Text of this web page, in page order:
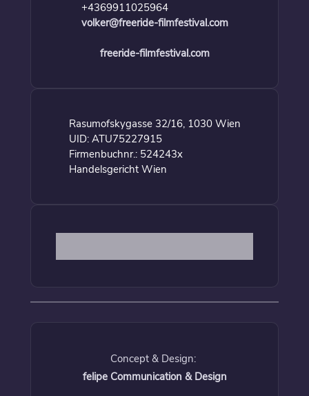
+4369911025964
volker@freeride-filmfestival.com
freeride-filmfestival.com
Rasumofskygasse 32/16, 1030 Wien
UID: ATU75227915
Firmenbuchnr.: 524243x
Handelsgericht Wien
Concept & Design:
felipe Communication & Design